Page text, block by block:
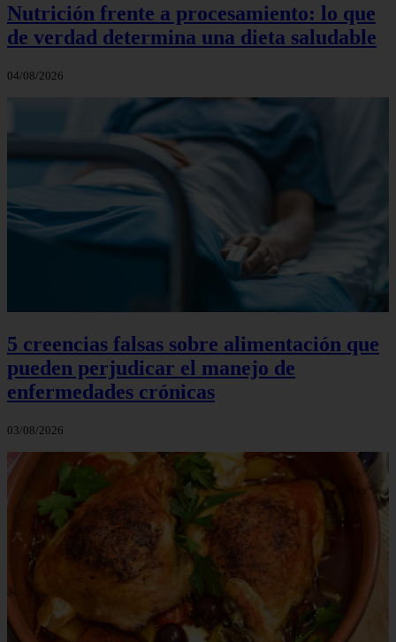
Nutrición frente a procesamiento: lo que
de verdad determina una dieta saludable
04/08/2026
5 creencias falsas sobre alimentación que
pueden perjudicar el manejo de
enfermedades crónicas
03/08/2026